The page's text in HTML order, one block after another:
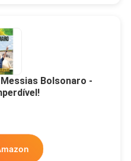
Bolsonaro -